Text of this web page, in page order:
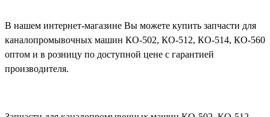
В нашем интернет-магазине Вы можете купить запчасти для
каналопромывочных машин КО-502, КО-512, КО-514, КО-560
оптом и в розницу по доступной цене с гарантией
производителя.